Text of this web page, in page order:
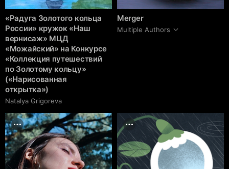
«Радуга Золотого кольца
России» кружок «Наш
вернисаж» МЦД
«Можайский» на Конкурсе
«Коллекция путешествий
по Золотому кольцу»
(«Нарисованная
открытка»)
Natalya Grigoreva
Merger
Multiple Authors